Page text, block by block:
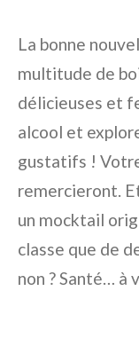
La bonne
multitude de
délicieuses et
alcool et
gustatifs !
remercieront.
un mocktail
classe que de
non ? Santé… à